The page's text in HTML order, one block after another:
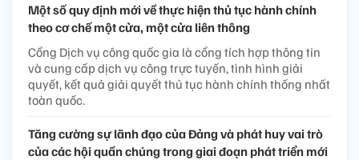
Một số quy định mới về thực hiện thủ tục hành chính
theo cơ chế một cửa, một cửa liên thông
Cổng Dịch vụ công quốc gia là cổng tích hợp thông tin
và cung cấp dịch vụ công trực tuyến, tình hình giải
quyết, kết quả giải quyết thủ tục hành chính thống nhất
toàn quốc.
Tăng cường sự lãnh đạo của Đảng và phát huy vai trò
của các hội quần chúng trong giai đoạn phát triển mới